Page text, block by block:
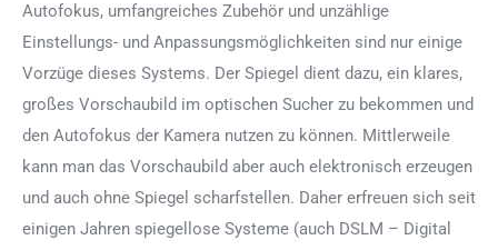
Autofokus, umfangreiches Zubehör und unzählige
Einstellungs- und Anpassungsmöglichkeiten sind nur einige
Vorzüge dieses Systems. Der Spiegel dient dazu, ein klares,
großes Vorschaubild im optischen Sucher zu bekommen und
den Autofokus der Kamera nutzen zu können. Mittlerweile
kann man das Vorschaubild aber auch elektronisch erzeugen
und auch ohne Spiegel scharfstellen. Daher erfreuen sich seit
einigen Jahren spiegellose Systeme (auch DSLM – Digital